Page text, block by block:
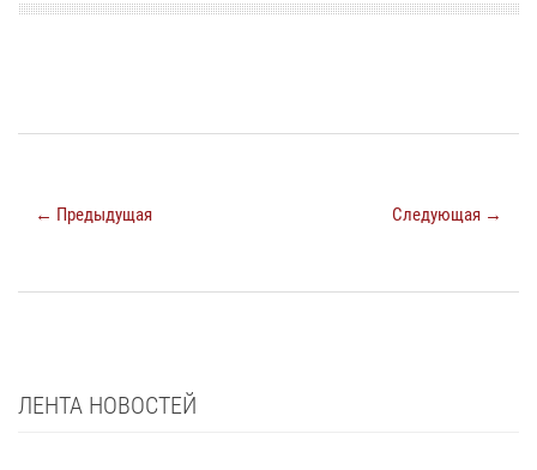
← Предыдущая Следующая →
ЛЕНТА НОВОСТЕЙ